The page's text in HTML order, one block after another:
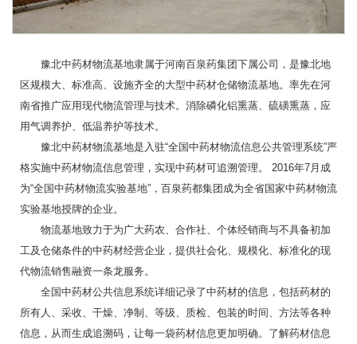
豫北中药材物流基地隶属于河南百泉药集团下属公司，是豫北地
区规模大、标准高、设施齐全的大型中药材仓储物流基地。率先在河
南省推广应用现代物流管理与技术。消除磷化铝熏蒸、硫磺熏蒸，应
用气调养护、低温养护等技术。
豫北中药材物流基地是入驻“全国中药材物流信息公共管理系统”严
格实施中药材物流信息管理，实现中药材可追溯管理。 2016年7月成
为“全国中药材物流实验基地”，百泉药都集团成为全省国家中药材物流
实验基地授牌的企业。
物流基地致力于为广大药农、合作社、个体经销商与不具备初加
工及仓储条件的中药材经营企业，提供社会化、规模化、标准化的现
代物流销售融资一条龙服务。
全国中药材公共信息系统详细记录了中药材的信息，包括药材的
所有人、采收、干燥、净制、等级、质检、包装的时间、方法等各种
信息，从而生成追溯码，让每一袋药材信息更加明确。了解药材信息